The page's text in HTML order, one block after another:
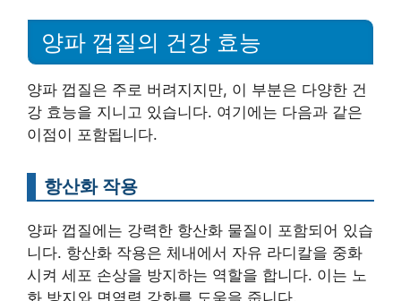
양파 껍질의 건강 효능
양파 껍질은 주로 버려지지만, 이 부분은 다양한 건
강 효능을 지니고 있습니다. 여기에는 다음과 같은
이점이 포함됩니다.
항산화 작용
양파 껍질에는 강력한 항산화 물질이 포함되어 있습
니다. 항산화 작용은 체내에서 자유 라디칼을 중화
시켜 세포 손상을 방지하는 역할을 합니다. 이는 노